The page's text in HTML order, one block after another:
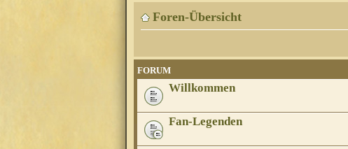
Foren-Übersicht
FORUM
Willkommen
Fan-Legenden